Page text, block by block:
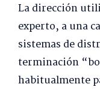
La dirección
experto, a una
sistemas de
terminación
habitualmente